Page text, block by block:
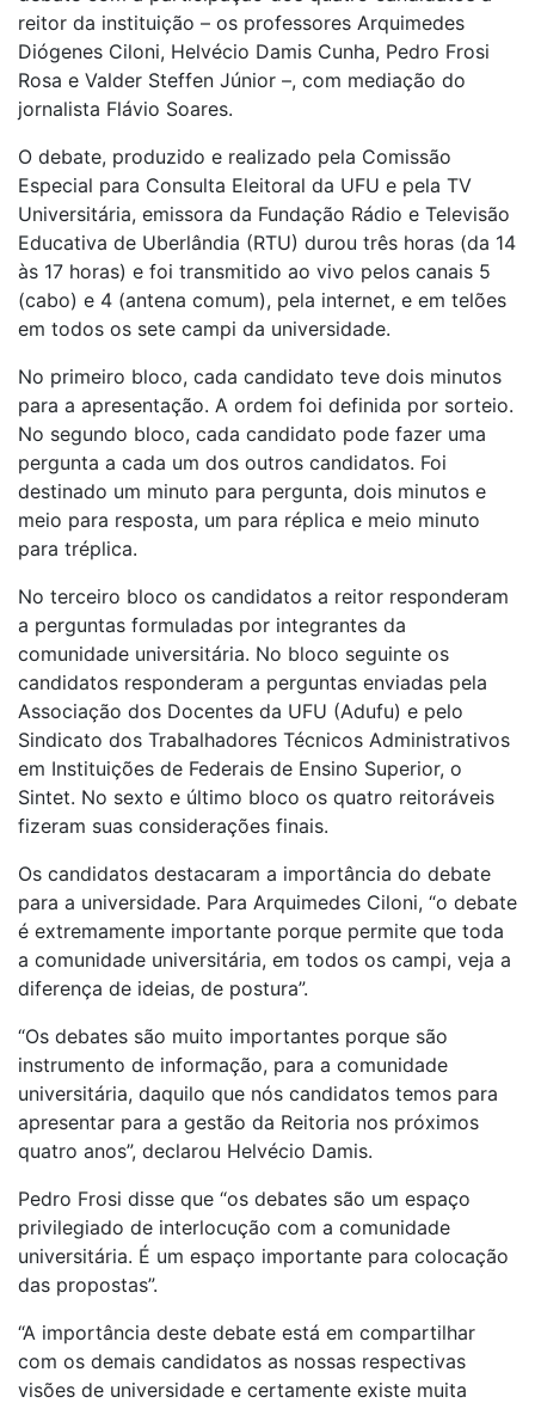
reitor da instituição – os professores Arquimedes
Diógenes Ciloni, Helvécio Damis Cunha, Pedro Frosi
Rosa e Valder Steffen Júnior –, com mediação do
jornalista Flávio Soares.
O debate, produzido e realizado pela Comissão
Especial para Consulta Eleitoral da UFU e pela TV
Universitária, emissora da Fundação Rádio e Televisão
Educativa de Uberlândia (RTU) durou três horas (da 14
às 17 horas) e foi transmitido ao vivo pelos canais 5
(cabo) e 4 (antena comum), pela internet, e em telões
em todos os sete campi da universidade.
No primeiro bloco, cada candidato teve dois minutos
para a apresentação. A ordem foi definida por sorteio.
No segundo bloco, cada candidato pode fazer uma
pergunta a cada um dos outros candidatos. Foi
destinado um minuto para pergunta, dois minutos e
meio para resposta, um para réplica e meio minuto
para tréplica.
No terceiro bloco os candidatos a reitor responderam
a perguntas formuladas por integrantes da
comunidade universitária. No bloco seguinte os
candidatos responderam a perguntas enviadas pela
Associação dos Docentes da UFU (Adufu) e pelo
Sindicato dos Trabalhadores Técnicos Administrativos
em Instituições de Federais de Ensino Superior, o
Sintet. No sexto e último bloco os quatro reitoráveis
fizeram suas considerações finais.
Os candidatos destacaram a importância do debate
para a universidade. Para Arquimedes Ciloni, “o debate
é extremamente importante porque permite que toda
a comunidade universitária, em todos os campi, veja a
diferença de ideias, de postura”.
“Os debates são muito importantes porque são
instrumento de informação, para a comunidade
universitária, daquilo que nós candidatos temos para
apresentar para a gestão da Reitoria nos próximos
quatro anos”, declarou Helvécio Damis.
Pedro Frosi disse que “os debates são um espaço
privilegiado de interlocução com a comunidade
universitária. É um espaço importante para colocação
das propostas”.
“A importância deste debate está em compartilhar
com os demais candidatos as nossas respectivas
visões de universidade e certamente existe muita